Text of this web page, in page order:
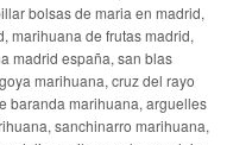
bolsas de maria en madrid,
marihuana de frutas madrid,
madrid españa, san blas
marihuana, cruz del rayo
baranda marihuana, arguelles
sanchinarro marihuana,